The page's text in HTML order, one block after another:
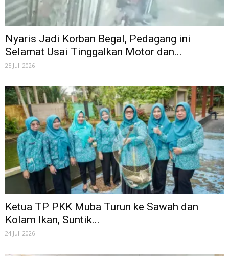
Nyaris Jadi Korban Begal, Pedagang ini
Selamat Usai Tinggalkan Motor dan...
25 Juli 2026
Ketua TP PKK Muba Turun ke Sawah dan
Kolam Ikan, Suntik...
24 Juli 2026